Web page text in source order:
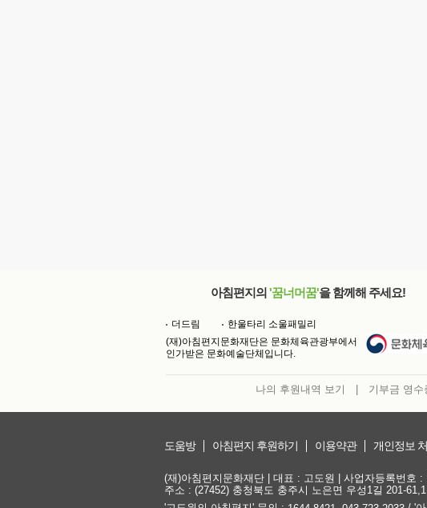
아침편지의 '꿈너머꿈'을 함께해 주세요!
더드림
한울타리 소울패밀리
(재)아침편지문화재단은 문화체육관광부에서
인가받은 문화예술단체입니다.
나의 후원내역 보기 기부금 영수
도움방 아침편지 후원하기 이용약관 개인정보
(재)아침편지문화재단 | 대표 : 고도원 | 사업자등록번호 :
주소 : (27452) 충청북도 충주시 노은면 우성1길 201-